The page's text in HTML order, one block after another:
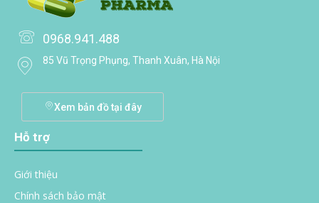
0968.941.488
85 Vũ Trọng Phụng, Thanh Xuân, Hà Nội
Xem bản đồ tại đây
Hỗ trợ
Giới thiệu
Chính sách bảo mật